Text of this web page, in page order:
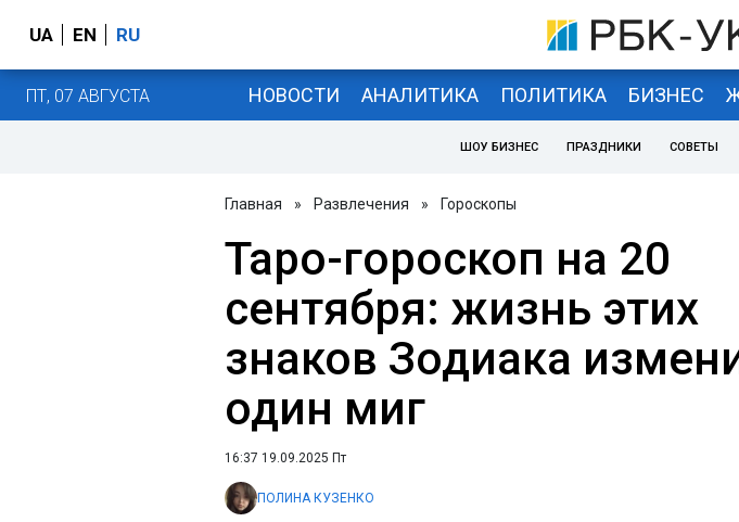
UA EN RU
ПТ, 07 АВГУСТА НОВОСТИ АНАЛИТИКА ПОЛИТИКА БИЗНЕС
ШОУ БИЗНЕС ПРАЗДНИКИ СОВЕТЫ
Главная » Развлечения » Гороскопы
Таро-гороскоп на 20
сентября: жизнь этих
знаков Зодиака
один миг
16:37 19.09.2025 Пт
ПОЛИНА КУЗЕНКО